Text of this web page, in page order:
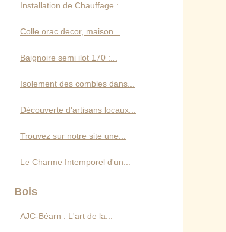
Installation de Chauffage :...
Colle orac decor, maison...
Baignoire semi ilot 170 :...
Isolement des combles dans...
Découverte d'artisans locaux...
Trouvez sur notre site une...
Le Charme Intemporel d'un...
Bois
AJC-Béarn : L'art de la...